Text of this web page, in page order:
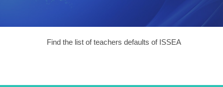
Find the list of teachers defaults of ISSEA